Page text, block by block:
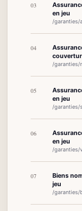
03
en jeu
/garanties/
04
/garanties/
05
en jeu
/garanties/
06
en jeu
/garanties/
07
Biens
jeu
/garanties/